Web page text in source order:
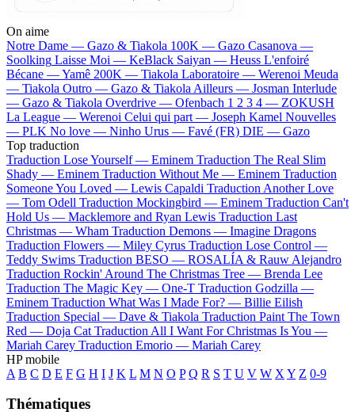
On aime
Notre Dame — Gazo & Tiakola 100K — Gazo Casanova —
Soolking Laisse Moi — KeBlack Saiyan — Heuss L'enfoiré
Bécane —Yamê 200K — Tiakola Laboratoire — Werenoi Meuda
— Tiakola Outro — Gazo & Tiakola Ailleurs — Josman Interlude
— Gazo & Tiakola Overdrive — Ofenbach 1 2 3 4 — ZOKUSH
La League — Werenoi Celui qui part — Joseph Kamel Nouvelles
— PLK No love — Ninho Urus — Favé (FR) DIE — Gazo
Top traduction
Traduction Lose Yourself — Eminem Traduction The Real Slim
Shady — Eminem Traduction Without Me — Eminem Traduction
Someone You Loved — Lewis Capaldi Traduction Another Love
— Tom Odell Traduction Mockingbird — Eminem Traduction Can't
Hold Us — Macklemore and Ryan Lewis Traduction Last
Christmas — Wham Traduction Demons — Imagine Dragons
Traduction Flowers — Miley Cyrus Traduction Lose Control —
Teddy Swims Traduction BESO — ROSALÍA & Rauw Alejandro
Traduction Rockin' Around The Christmas Tree — Brenda Lee
Traduction The Magic Key — One-T Traduction Godzilla —
Eminem Traduction What Was I Made For? — Billie Eilish
Traduction Special — Dave & Tiakola Traduction Paint The Town
Red — Doja Cat Traduction All I Want For Christmas Is You —
Mariah Carey Traduction Emorio — Mariah Carey
HP mobile
A B C D E F G H I J K L M N O P Q R S T U V W X Y Z 0-9
Thématiques